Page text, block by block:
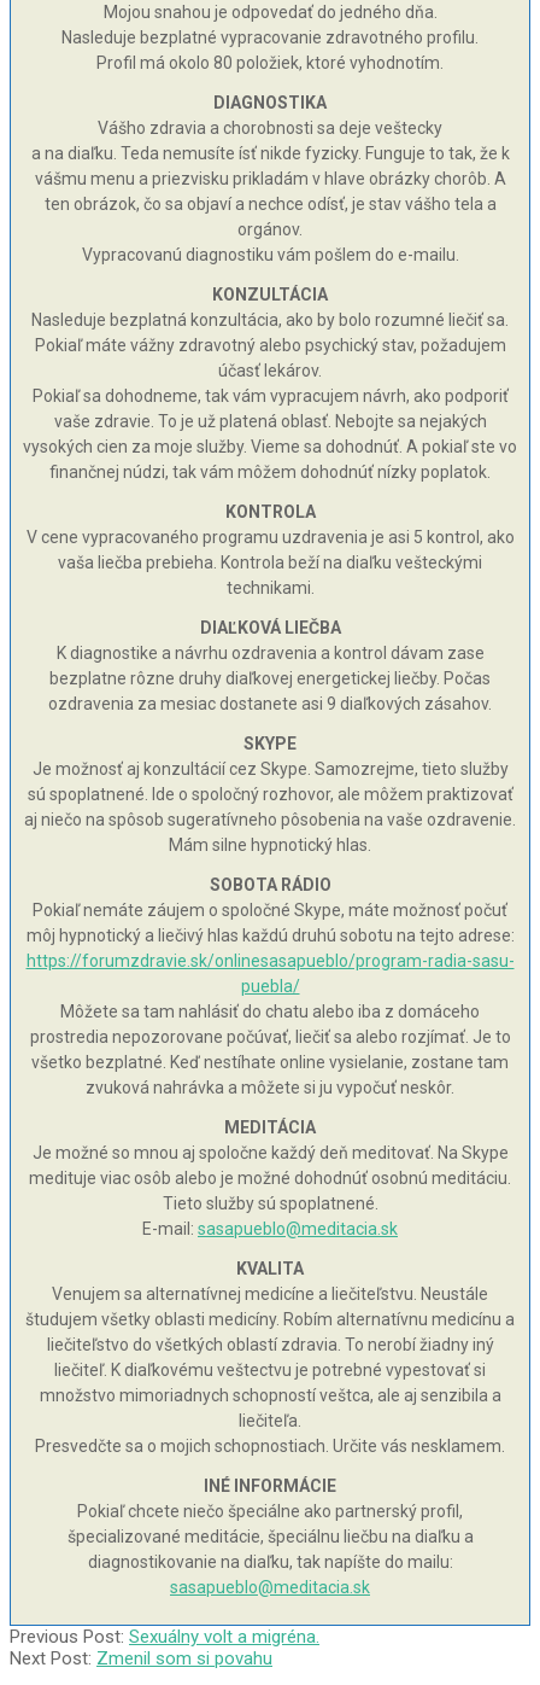
Mojou snahou je odpovedať do jedného dňa.
Nasleduje bezplatné vypracovanie zdravotného profilu.
Profil má okolo 80 položiek, ktoré vyhodnotím.
DIAGNOSTIKA
Vášho zdravia a chorobnosti sa deje veštecky
a na diaľku. Teda nemusíte ísť nikde fyzicky. Funguje to tak, že k
vášmu menu a priezvisku prikladám v hlave obrázky chorôb. A
ten obrázok, čo sa objaví a nechce odísť, je stav vášho tela a
orgánov.
Vypracovanú diagnostiku vám pošlem do e-mailu.
KONZULTÁCIA
Nasleduje bezplatná konzultácia, ako by bolo rozumné liečiť sa.
Pokiaľ máte vážny zdravotný alebo psychický stav, požadujem
účasť lekárov.
Pokiaľ sa dohodneme, tak vám vypracujem návrh, ako podporiť
vaše zdravie. To je už platená oblasť. Nebojte sa nejakých
vysokých cien za moje služby. Vieme sa dohodnúť. A pokiaľ ste vo
finančnej núdzi, tak vám môžem dohodnúť nízky poplatok.
KONTROLA
V cene vypracovaného programu uzdravenia je asi 5 kontrol, ako
vaša liečba prebieha. Kontrola beží na diaľku vešteckými
technikami.
DIAĽKOVÁ LIEČBA
K diagnostike a návrhu ozdravenia a kontrol dávam zase
bezplatne rôzne druhy diaľkovej energetickej liečby. Počas
ozdravenia za mesiac dostanete asi 9 diaľkových zásahov.
SKYPE
Je možnosť aj konzultácií cez Skype. Samozrejme, tieto služby
sú spoplatnené. Ide o spoločný rozhovor, ale môžem praktizovať
aj niečo na spôsob sugeratívneho pôsobenia na vaše ozdravenie.
Mám silne hypnotický hlas.
SOBOTA RÁDIO
Pokiaľ nemáte záujem o spoločné Skype, máte možnosť počuť
môj hypnotický a liečivý hlas každú druhú sobotu na tejto adrese:
https://forumzdravie.sk/onlinesasapueblo/program-radia-sasu-
puebla/
Môžete sa tam nahlásiť do chatu alebo iba z domáceho
prostredia nepozorovane počúvať, liečiť sa alebo rozjímať. Je to
všetko bezplatné. Keď nestíhate online vysielanie, zostane tam
zvuková nahrávka a môžete si ju vypočuť neskôr.
MEDITÁCIA
Je možné so mnou aj spoločne každý deň meditovať. Na Skype
medituje viac osôb alebo je možné dohodnúť osobnú meditáciu.
Tieto služby sú spoplatnené.
E-mail: sasapueblo@meditacia.sk
KVALITA
Venujem sa alternatívnej medicíne a liečiteľstvu. Neustále
študujem všetky oblasti medicíny. Robím alternatívnu medicínu a
liečiteľstvo do všetkých oblastí zdravia. To nerobí žiadny iný
liečiteľ. K diaľkovému veštectvu je potrebné vypestovať si
množstvo mimoriadnych schopností veštca, ale aj senzibila a
liečiteľa.
Presvedčte sa o mojich schopnostiach. Určite vás nesklamem.
INÉ INFORMÁCIE
Pokiaľ chcete niečo špeciálne ako partnerský profil,
špecializované meditácie, špeciálnu liečbu na diaľku a
diagnostikovanie na diaľku, tak napíšte do mailu:
sasapueblo@meditacia.sk
2002-
08-
Previous Post: Sexuálny volt a migréna.
Next Post: Zmenil som si povahu